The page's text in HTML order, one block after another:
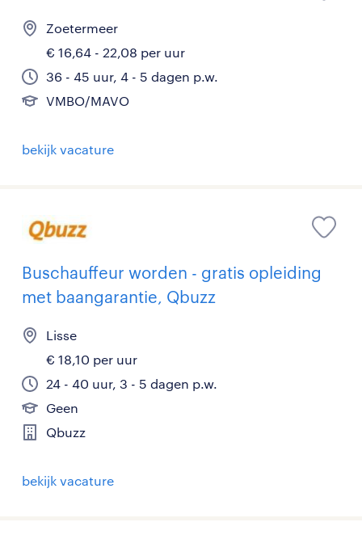
Zoetermeer
€ 16,64 - 22,08 per uur
36 - 45 uur, 4 - 5 dagen p.w.
VMBO/MAVO
bekijk vacature
Buschauffeur worden - gratis opleiding
met baangarantie, Qbuzz
Lisse
€ 18,10 per uur
24 - 40 uur, 3 - 5 dagen p.w.
Geen
Qbuzz
bekijk vacature